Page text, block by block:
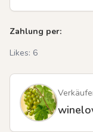
Zahlung per:
Likes: 6